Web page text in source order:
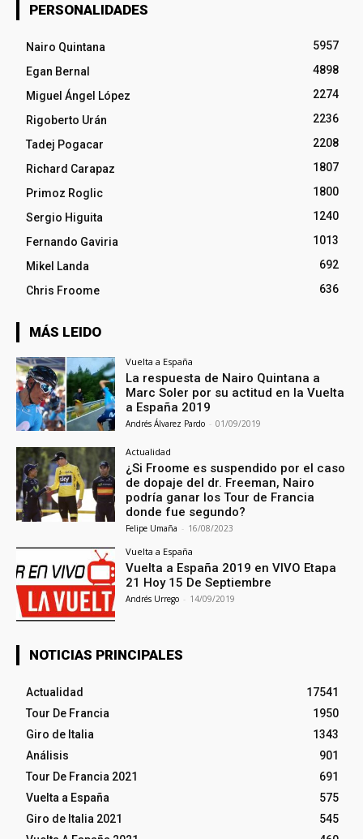
PERSONALIDADES
Nairo Quintana
5957
Egan Bernal
4898
Miguel Ángel López
2274
Rigoberto Urán
2236
Tadej Pogacar
2208
Richard Carapaz
1807
Primoz Roglic
1800
Sergio Higuita
1240
Fernando Gaviria
1013
Mikel Landa
692
Chris Froome
636
MÁS LEIDO
Vuelta a España
La respuesta de Nairo Quintana a
Marc Soler por su actitud en la Vuelta
a España 2019
Andrés Álvarez Pardo - 01/09/2019
Actualidad
¿Si Froome es suspendido por el caso
de dopaje del dr. Freeman, Nairo
podría ganar los Tour de Francia
donde fue segundo?
Felipe Umaña - 16/08/2023
Vuelta a España
Vuelta a España 2019 en VIVO Etapa
21 Hoy 15 De Septiembre
Andrés Urrego - 14/09/2019
NOTICIAS PRINCIPALES
Actualidad
17541
Tour De Francia
1950
Giro de Italia
1343
Análisis
901
Tour De Francia 2021
691
Vuelta a España
575
Giro de Italia 2021
545